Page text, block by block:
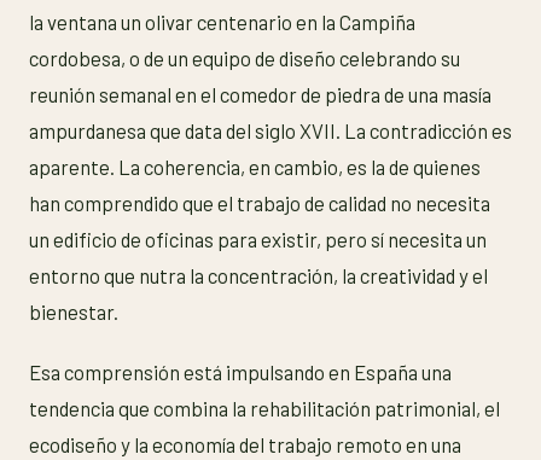
la ventana un olivar centenario en la Campiña
cordobesa, o de un equipo de diseño celebrando su
reunión semanal en el comedor de piedra de una masía
ampurdanesa que data del siglo XVII. La contradicción es
aparente. La coherencia, en cambio, es la de quienes
han comprendido que el trabajo de calidad no necesita
un edificio de oficinas para existir, pero sí necesita un
entorno que nutra la concentración, la creatividad y el
bienestar.
Esa comprensión está impulsando en España una
tendencia que combina la rehabilitación patrimonial, el
ecodiseño y la economía del trabajo remoto en una